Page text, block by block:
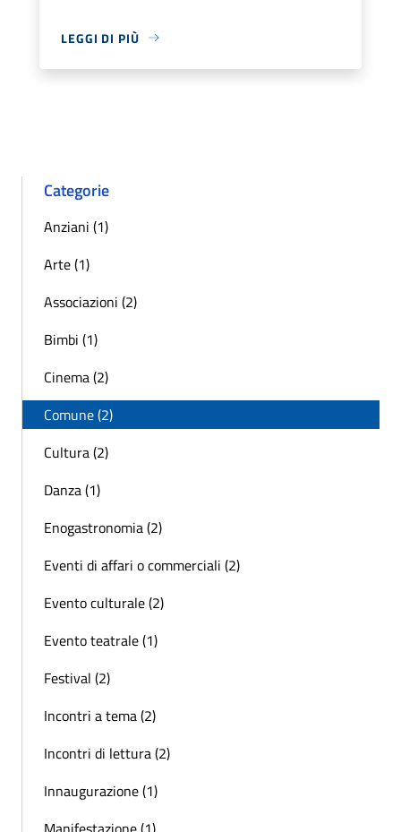
LEGGI DI PIÙ
Categorie
Anziani (1)
Arte (1)
Associazioni (2)
Bimbi (1)
Cinema (2)
Comune (2)
Cultura (2)
Danza (1)
Enogastronomia (2)
Eventi di affari o commerciali (2)
Evento culturale (2)
Evento teatrale (1)
Festival (2)
Incontri a tema (2)
Incontri di lettura (2)
Innaugurazione (1)